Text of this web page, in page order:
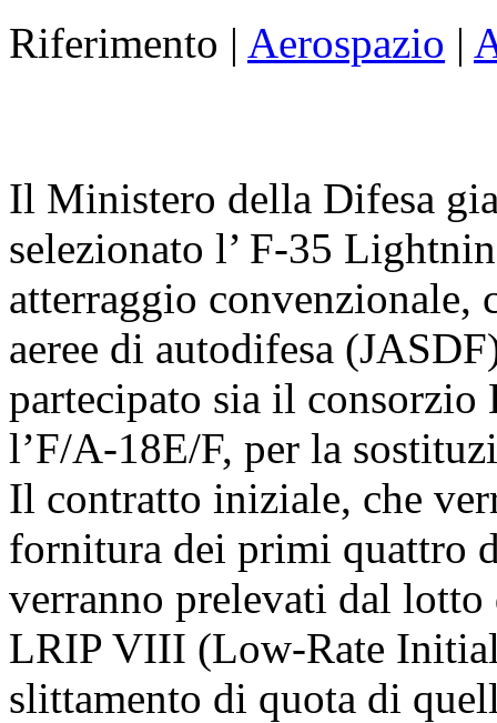
Riferimento | Aerospazio |
Il Ministero della Difesa
selezionato l’ F-35
atterraggio convenzionale,
aeree di autodifesa
partecipato sia il
l’F/A-18E/F, per la
Il contratto iniziale, che
fornitura dei primi quattro
verranno prelevati dal
LRIP VIII (Low-Rate
slittamento di quota di